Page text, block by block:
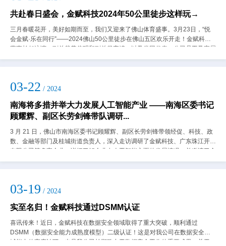
共赴春日盛会，金赋科技2024年50公里徒步这样玩→
三月春暖花开，美好如期而至，我们又迎来了佛山体育盛事。3月23日，“悦
会金赋·乐在同行”——2024佛山50公里徒步在佛山五区欢乐开走！金赋科技
董事长任泳谊、副总裁黄伟明和副总裁宋靖，以及党团代表、公司员工及家属
们报名近八十人，分别沿着五条...
03-22 / 2024
南海将多措并举大力发展人工智能产业 ——南海区委书记
顾耀辉、副区长劳剑锋带队调研...
3 月 21 日，佛山市南海区委书记顾耀辉、副区长劳剑锋带领经促、科技、政
数、金融等部门及桂城街道负责人，深入走访调研了金赋科技、广东珠江开关
有限公司等多家企业，详细了解企业在人工智能方面的发展情况，并邀请了金
赋科技董事长任泳谊、新瑞洲科技...
03-19 / 2024
实至名归！金赋科技通过DSMM认证
喜讯传来！近日，金赋科技在数据安全领域取得了重大突破，顺利通过
DSMM（数据安全能力成熟度模型）二级认证！这是对我公司在数据安全领
域能力的高度认可，也是我公司长期致力于数据安全工作的重要成果。关于